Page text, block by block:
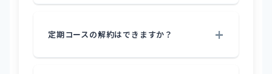
定期コースの解約はできますか？